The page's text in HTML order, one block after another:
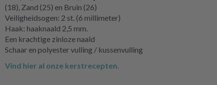
(18), Zand (25) en Bruin (26)
Veiligheidsogen: 2 st. (6 millimeter)
Haak: haaknaald 2,5 mm.
Een krachtige zinloze naald
Schaar en polyester vulling / kussenvulling
Vind hier al onze kerstrecepten.